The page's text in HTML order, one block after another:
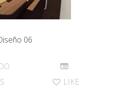
06
LIKE